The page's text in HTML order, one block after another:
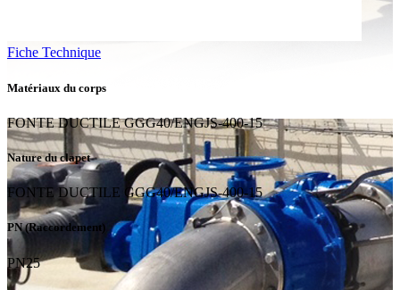
Fiche Technique
Matériaux du corps
FONTE DUCTILE GGG40/ENGJS-400-15
Nature du clapet
FONTE DUCTILE GGG40/ENGJS-400-15
PN (Raccordement)
PN25